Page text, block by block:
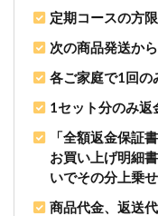
定期コースの方
次の商品発送か
各ご家庭で1回の
1セット分のみ返
「全額返金保証
お買い上げ明細
いでその分上乗せ
商品代金、返送